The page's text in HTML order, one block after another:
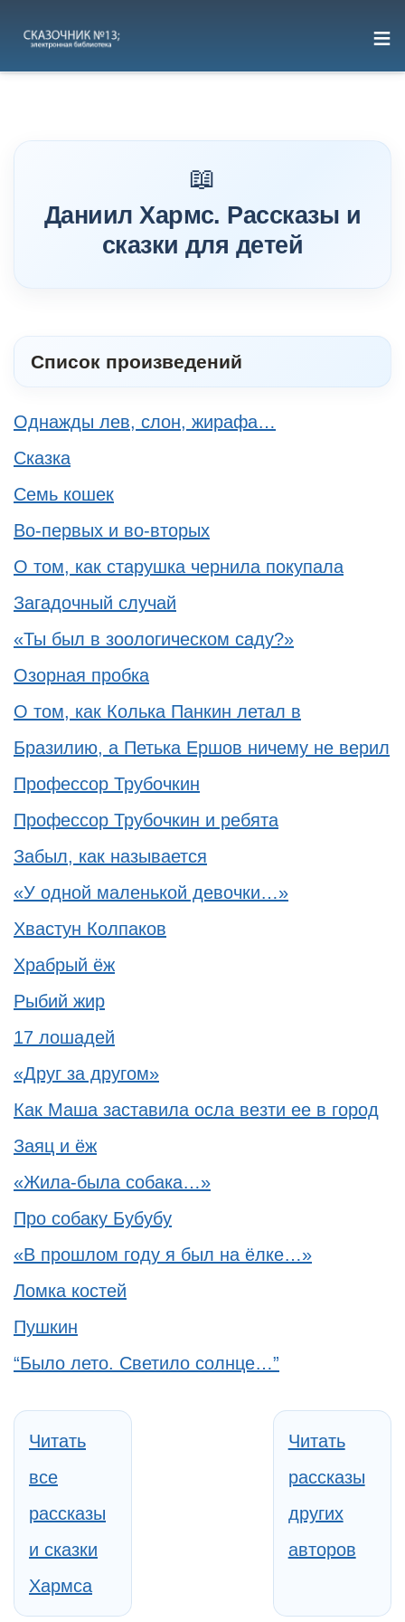
≡
Даниил Хармс. Рассказы и
сказки для детей
Список произведений
Однажды лев, слон, жирафа…
Сказка
Семь кошек
Во-первых и во-вторых
О том, как старушка чернила покупала
Загадочный случай
«Ты был в зоологическом саду?»
Озорная пробка
О том, как Колька Панкин летал в
Бразилию, а Петька Ершов ничему не верил
Профессор Трубочкин
Профессор Трубочкин и ребята
Забыл, как называется
«У одной маленькой девочки…»
Хвастун Колпаков
Храбрый ёж
Рыбий жир
17 лошадей
«Друг за другом»
Как Маша заставила осла везти ее в город
Заяц и ёж
«Жила-была собака…»
Про собаку Бубубу
«В прошлом году я был на ёлке…»
Ломка костей
Пушкин
“Было лето. Светило солнце…”
Читать
все
рассказы
и сказки
Хармса
Читать
рассказы
других
авторов